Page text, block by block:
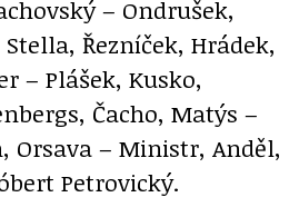
– Ondrušek,
Řezníček, Hrádek,
– Plášek, Kusko,
Čacho, Matýs –
Orsava – Ministr, Anděl,
Petrovický.